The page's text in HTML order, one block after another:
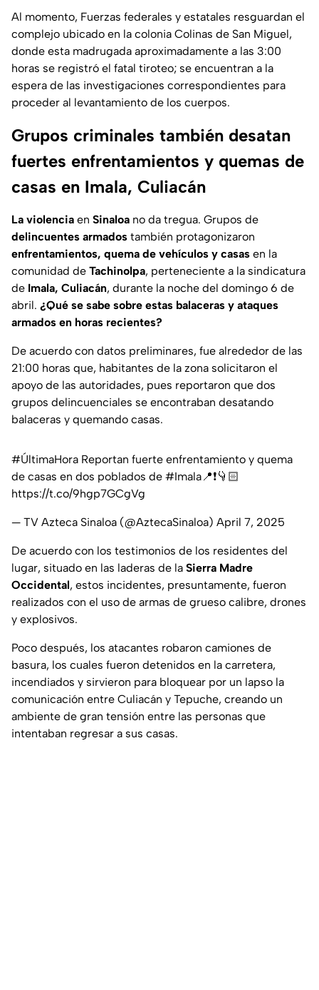
Al momento, Fuerzas federales y estatales resguardan el
complejo ubicado en la colonia Colinas de San Miguel,
donde esta madrugada aproximadamente a las 3:00
horas se registró el fatal tiroteo; se encuentran a la
espera de las investigaciones correspondientes para
proceder al levantamiento de los cuerpos.
Grupos criminales también desatan
fuertes enfrentamientos y quemas de
casas en Imala, Culiacán
La violencia en Sinaloa no da tregua. Grupos de
delincuentes armados también protagonizaron
enfrentamientos, quema de vehículos y casas en la
comunidad de Tachinolpa, perteneciente a la sindicatura
de Imala, Culiacán, durante la noche del domingo 6 de
abril. ¿Qué se sabe sobre estas balaceras y ataques
armados en horas recientes?
De acuerdo con datos preliminares, fue alrededor de las
21:00 horas que, habitantes de la zona solicitaron el
apoyo de las autoridades, pues reportaron que dos
grupos delincuenciales se encontraban desatando
balaceras y quemando casas.
#ÚltimaHora Reportan fuerte enfrentamiento y quema
de casas en dos poblados de #Imala📍❗👇🏻
https://t.co/9hgp7GCgVg
— TV Azteca Sinaloa (@AztecaSinaloa) April 7, 2025
De acuerdo con los testimonios de los residentes del
lugar, situado en las laderas de la Sierra Madre
Occidental, estos incidentes, presuntamente, fueron
realizados con el uso de armas de grueso calibre, drones
y explosivos.
Poco después, los atacantes robaron camiones de
basura, los cuales fueron detenidos en la carretera,
incendiados y sirvieron para bloquear por un lapso la
comunicación entre Culiacán y Tepuche, creando un
ambiente de gran tensión entre las personas que
intentaban regresar a sus casas.